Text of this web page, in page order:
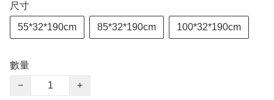
尺寸
55*32*190cm 85*32*190cm 100*32*190cm
數量
−
+